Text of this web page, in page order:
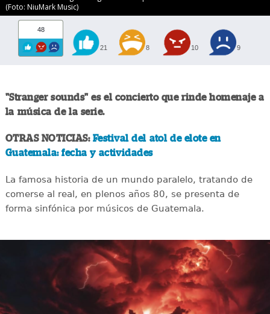
(Foto: NiuMark Music)
48
21 8 10 9
"Stranger sounds" es el concierto que rinde homenaje a
la música de la serie.
OTRAS NOTICIAS: Festival del atol de elote en
Guatemala: fecha y actividades
La famosa historia de un mundo paralelo, tratando de
comerse al real, en plenos años 80, se presenta de
forma sinfónica por músicos de Guatemala.